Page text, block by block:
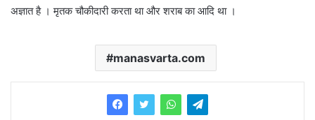
अज्ञात है । मृतक चौकीदारी करता था और शराब का आदि था ।
manasvarta.com